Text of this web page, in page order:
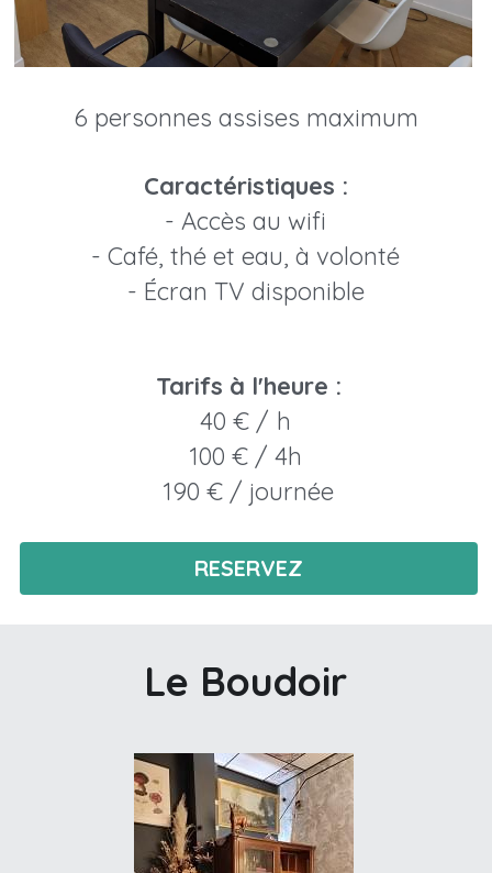
6 personnes assises maximum
Caractéristiques :
- Accès au wifi
- Café, thé et eau, à volonté
- Écran TV disponible
Tarifs à l'heure :
40 € /  h
100 € / 4h
190 € / journée
RESERVEZ
Le Boudoir